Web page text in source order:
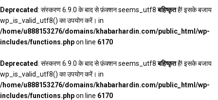
Deprecated: संस्करण 6.9.0 के बाद से फ़ंक्शन seems_utf8बहिष्कृतहै! इसके बजाय
wp_is_valid_utf8() का उपयोग करें। in
/home/u888153276/domains/khabarhardin.com/public_html/wp-
includes/functions.phpon line 6170
Deprecated: संस्करण 6.9.0 के बाद से फ़ंक्शन seems_utf8बहिष्कृतहै! इसके बजाय
wp_is_valid_utf8() का उपयोग करें। in
/home/u888153276/domains/khabarhardin.com/public_html/wp-
includes/functions.phpon line 6170